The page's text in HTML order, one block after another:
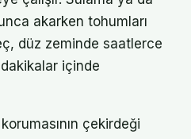
akarken tohumları
düz zeminde saatlerce
içinde
çekirdeği